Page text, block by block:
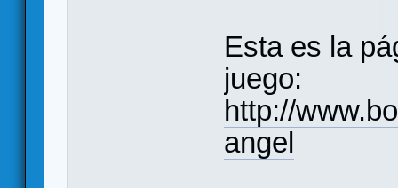
Esta es la
juego:
http://
angel